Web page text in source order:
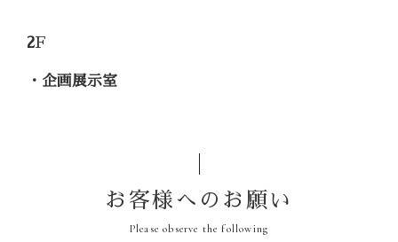
2F
・企画展示室
お客様へのお願い
Please observe the following